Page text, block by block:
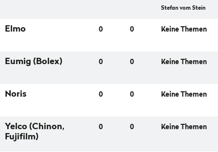
Stefan vom Stein
Elmo 0 0 Keine Themen
Eumig (Bolex) 0 0 Keine Themen
Noris 0 0 Keine Themen
Yelco (Chinon,
Fujifilm)
0 0 Keine Themen